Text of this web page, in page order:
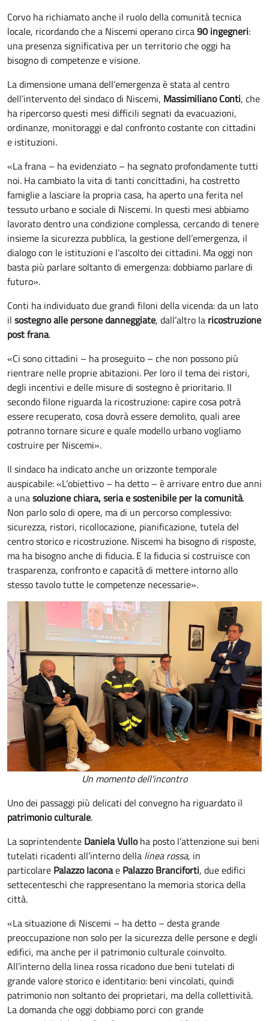
Corvo ha richiamato anche il ruolo della comunità tecnica
locale, ricordando che a Niscemi operano circa90 ingegneri:
una presenza significativa per un territorio che oggi ha
bisogno di competenze e visione.
La dimensione umana dell’emergenza è stata al centro
dell’intervento del sindaco di Niscemi, Massimiliano Conti, che
ha ripercorso questi mesi difficili segnati da evacuazioni,
ordinanze, monitoraggi e dal confronto costante con cittadini
e istituzioni.
«La frana – ha evidenziato – ha segnato profondamente tutti
noi. Ha cambiato la vita di tanti concittadini, ha costretto
famiglie a lasciare la propria casa, ha aperto una ferita nel
tessuto urbano e sociale di Niscemi. In questi mesi abbiamo
lavorato dentro una condizione complessa, cercando di tenere
insieme la sicurezza pubblica, la gestione dell’emergenza, il
dialogo con le istituzioni e l’ascolto dei cittadini. Ma oggi non
basta più parlare soltanto di emergenza: dobbiamo parlare di
futuro».
Conti ha individuato due grandi filoni della vicenda: da un lato
il sostegno alle persone danneggiate, dall’altro la ricostruzione
post frana.
«Ci sono cittadini – ha proseguito – che non possono più
rientrare nelle proprie abitazioni. Per loro il tema dei ristori,
degli incentivi e delle misure di sostegno è prioritario. Il
secondo filone riguarda la ricostruzione: capire cosa potrà
essere recuperato, cosa dovrà essere demolito, quali aree
potranno tornare sicure e quale modello urbano vogliamo
costruire per Niscemi».
Il sindaco ha indicato anche un orizzonte temporale
auspicabile: «L’obiettivo – ha detto – è arrivare entro due anni
a unasoluzione chiara, seria e sostenibile per la comunità.
Non parlo solo di opere, ma di un percorso complessivo:
sicurezza, ristori, ricollocazione, pianificazione, tutela del
centro storico e ricostruzione. Niscemi ha bisogno di risposte,
ma ha bisogno anche di fiducia. E la fiducia si costruisce con
trasparenza, confronto e capacità di mettere intorno allo
stesso tavolo tutte le competenze necessarie».
Un momento dell'incontro
Uno dei passaggi più delicati del convegno ha riguardato il
patrimonio culturale.
La soprintendente Daniela Vulloha posto l’attenzione sui beni
tutelati ricadenti all’interno della linea rossa, in
particolare Palazzo Iaconae Palazzo Branciforti, due edifici
settecenteschi che rappresentano la memoria storica della
città.
«La situazione di Niscemi – ha detto – desta grande
preoccupazione non solo per la sicurezza delle persone e degli
edifici, ma anche per il patrimonio culturale coinvolto.
All’interno della linea rossa ricadono due beni tutelati di
grande valore storico e identitario: beni vincolati, quindi
patrimonio non soltanto dei proprietari, ma della collettività.
La domanda che oggi dobbiamo porci con grande